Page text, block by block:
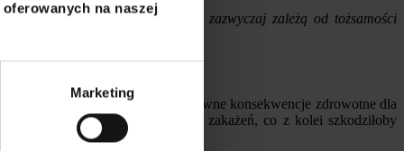
na naszej
Marketing
Postawy ludzi wobec nich zazwyczaj zależą od tożsamości
skłonne zaakceptować negatywne konsekwencje zdrowotne dla
mogłoby ujawnić wyższą liczbę zakażeń, co z kolei szkodziłoby